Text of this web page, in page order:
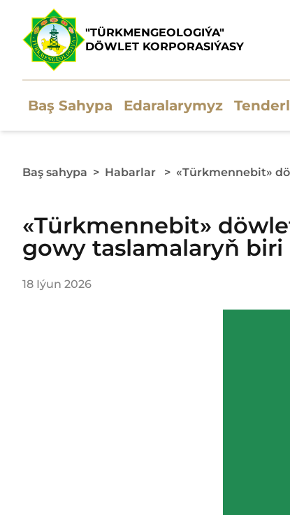
"TÜRKMENGEOLOGIÝA"
DÖWLET KORPORASIÝASY
Baş Sahypa Edaralarymyz
Baş sahypa > Habarlar > «Türkmennebit»
«Türkmennebit»
gowy taslamalaryň
18 Iýun 2026